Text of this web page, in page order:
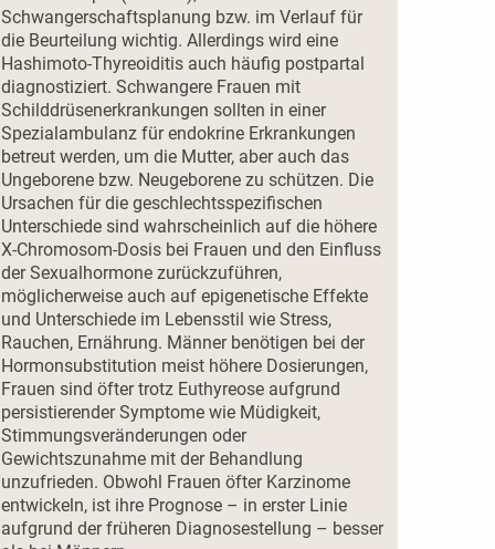
Schwangerschaftsplanung bzw. im Verlauf für
die Beurteilung wichtig. Allerdings wird eine
Hashimoto-Thyreoiditis auch häufig postpartal
diagnostiziert. Schwangere Frauen mit
Schilddrüsenerkrankungen sollten in einer
Spezialambulanz für endokrine Erkrankungen
betreut werden, um die Mutter, aber auch das
Ungeborene bzw. Neugeborene zu schützen. Die
Ursachen für die geschlechtsspezifischen
Unterschiede sind wahrscheinlich auf die höhere
X-Chromosom-Dosis bei Frauen und den Einfluss
der Sexualhormone zurückzuführen,
möglicherweise auch auf epigenetische Effekte
und Unterschiede im Lebensstil wie Stress,
Rauchen, Ernährung. Männer benötigen bei der
Hormonsubstitution meist höhere Dosierungen,
Frauen sind öfter trotz Euthyreose aufgrund
persistierender Symptome wie Müdigkeit,
Stimmungsveränderungen oder
Gewichtszunahme mit der Behandlung
unzufrieden. Obwohl Frauen öfter Karzinome
entwickeln, ist ihre Prognose – in erster Linie
aufgrund der früheren Diagnosestellung – besser